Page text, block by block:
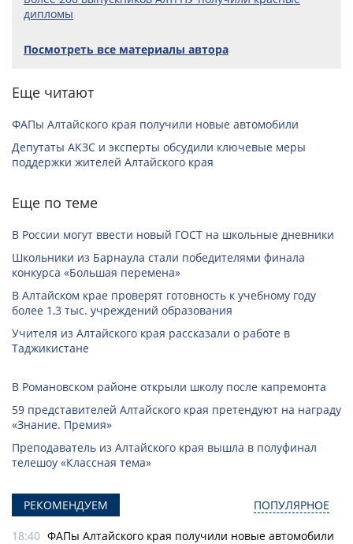
дипломы
Посмотреть все материалы автора
Еще читают
ФАПы Алтайского края получили новые автомобили
Депутаты АКЗС и эксперты обсудили ключевые меры
поддержки жителей Алтайского края
Еще по теме
В России могут ввести новый ГОСТ на школьные дневники
Школьники из Барнаула стали победителями финала
конкурса «Большая перемена»
В Алтайском крае проверят готовность к учебному году
более 1,3 тыс. учреждений образования
Учителя из Алтайского края рассказали о работе в
Таджикистане
В Романовском районе открыли школу после капремонта
59 представителей Алтайского края претендуют на награду
«Знание. Премия»
Преподаватель из Алтайского края вышла в полуфинал
телешоу «Классная тема»
РЕКОМЕНДУЕМ ПОПУЛЯРНОЕ
18:40 ФАПы Алтайского края получили новые автомобили